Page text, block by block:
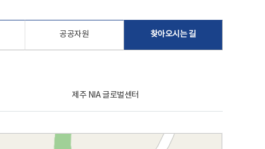
공공자원 찾아오시는 길
제주 NIA 글로벌센터